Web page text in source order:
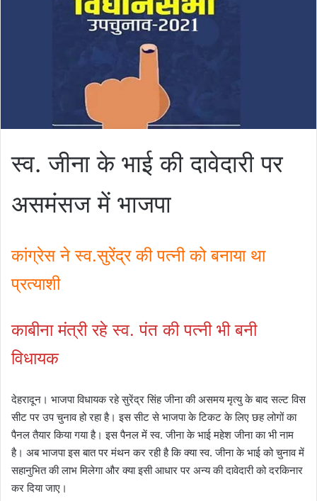
स्व. जीना के भाई की दावेदारी पर
असमंसज में भाजपा
कांग्रेस ने स्व.सुरेंद्र की पत्नी को बनाया था
प्रत्याशी
काबीना मंत्री रहे स्व. पंत की पत्नी भी बनी
विधायक
देहरादून। भाजपा विधायक रहे सुरेंद्र सिंह जीना की असमय मृत्यु के बाद सल्ट विस
सीट पर उप चुनाव हो रहा है। इस सीट से भाजपा के टिकट के लिए छह लोगों का
पैनल तैयार किया गया है। इस पैनल में स्व. जीना के भाई महेश जीना का भी नाम
है। अब भाजपा इस बात पर मंथन कर रही है कि क्या स्व. जीना के भाई को चुनाव में
सहानुभित की लाभ मिलेगा और क्या इसी आधार पर अन्य की दावेदारी को दरकिनार
कर दिया जाए।